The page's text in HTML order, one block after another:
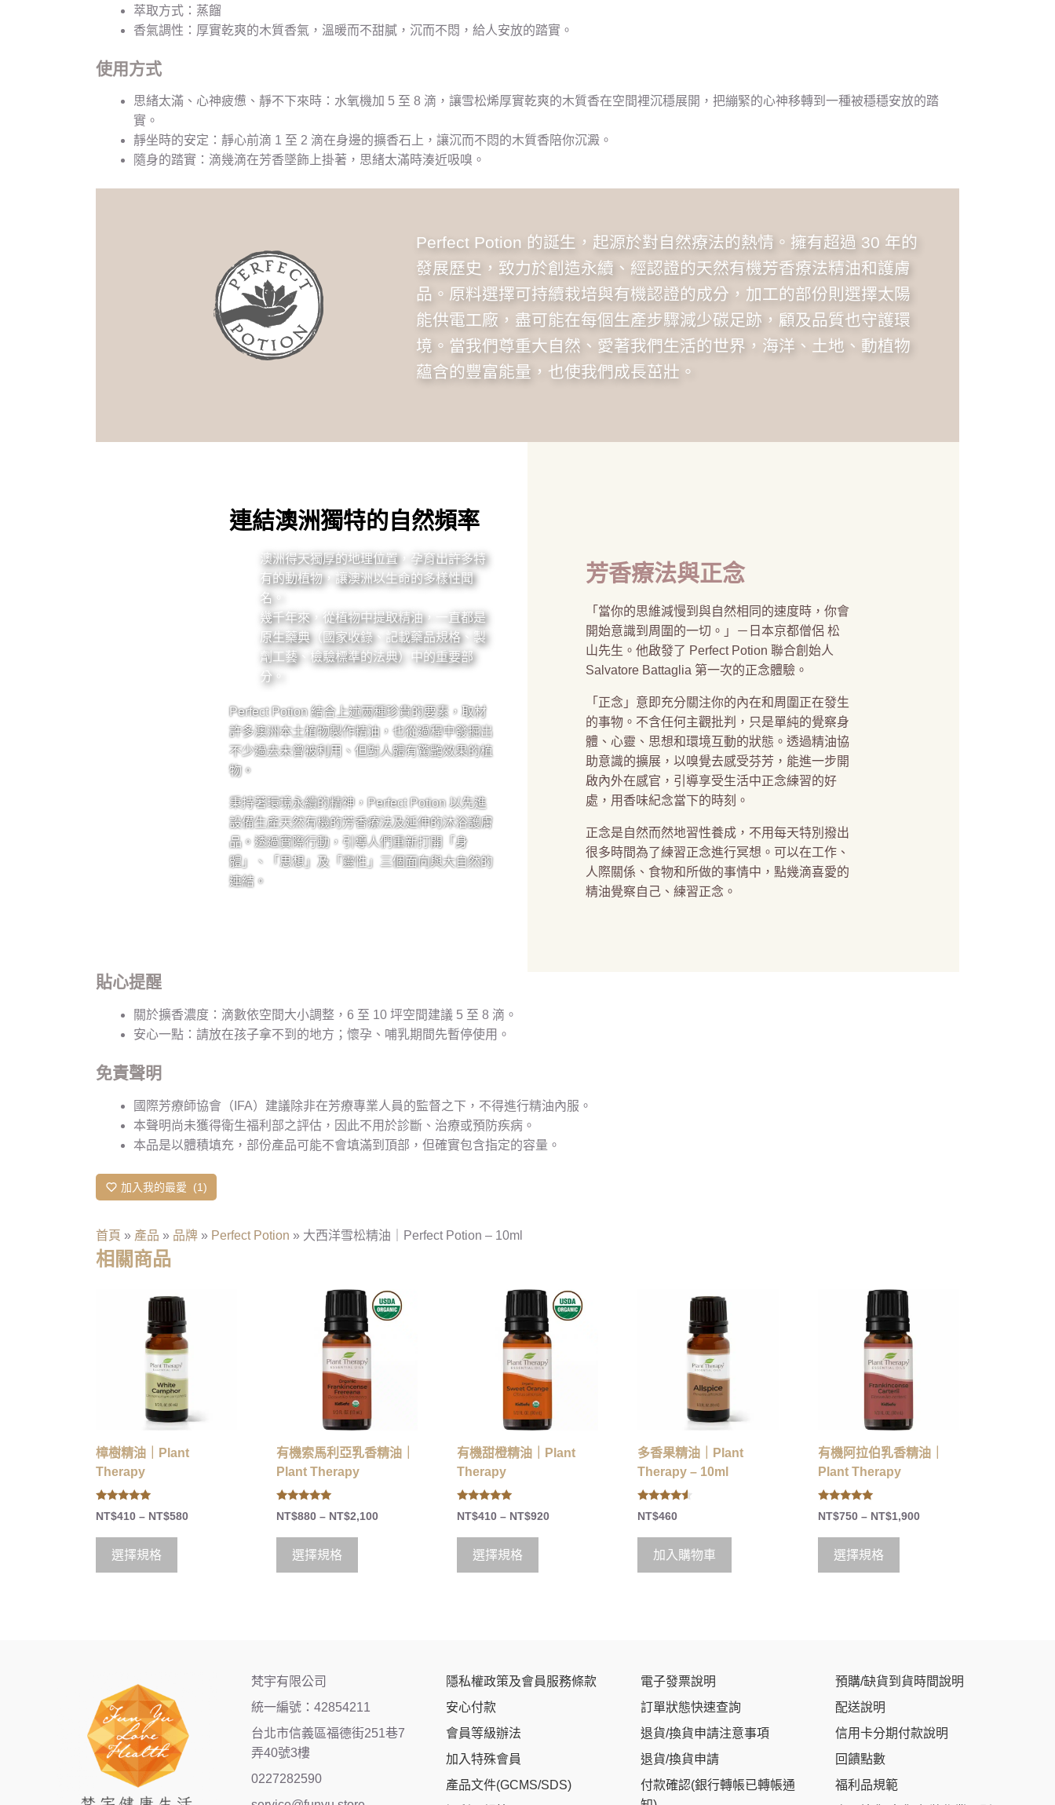
萃取方式：蒸餾
香氣調性：厚實乾爽的木質香氣，溫暖而不甜膩，沉而不悶，給人安放的踏實。
使用方式
思緒太滿、心神疲憊、靜不下來時：水氧機加 5 至 8 滴，讓雪松烯厚實乾爽的木質香在空間裡沉穩展開，把繃緊的心神移轉到一種被穩穩安放的踏
實。
靜坐時的安定：靜心前滴 1 至 2 滴在身邊的擴香石上，讓沉而不悶的木質香陪你沉澱。
隨身的踏實：滴幾滴在芳香墜飾上掛著，思緒太滿時湊近吸嗅。
Perfect Potion 的誕生，起源於對自然療法的熱情。擁有超過 30 年的
發展歷史，致力於創造永續、經認證的天然有機芳香療法精油和護膚
品。原料選擇可持續栽培與有機認證的成分，加工的部份則選擇太陽
能供電工廠，盡可能在每個生產步驟減少碳足跡，顧及品質也守護環
境。當我們尊重大自然、愛著我們生活的世界，海洋、土地、動植物
蘊含的豐富能量，也使我們成長茁壯。
連結澳洲獨特的自然頻率
澳洲得天獨厚的地理位置，孕育出許多特
有的動植物，讓澳洲以生命的多樣性聞
名。
幾千年來，從植物中提取精油，一直都是
原生藥典（國家收錄、記載藥品規格、製
劑工藝、檢驗標準的法典）中的重要部
分。
Perfect Potion 結合上述兩種珍貴的要素，取材
許多澳洲本土植物製作精油，也從過程中發掘出
不少過去未曾被利用、但對人體有驚艷效果的植
物。
秉持著環境永續的精神，Perfect Potion 以先進
設備生產天然有機的芳香療法及延伸的沐浴護膚
品。透過實際行動，引導人們重新打開「身
體」、「思想」及「靈性」三個面向與大自然的
連結。
芳香療法與正念
「當你的思維減慢到與自然相同的速度時，你會
開始意識到周圍的一切。」－日本京都僧侶 松
山先生。他啟發了 Perfect Potion 聯合創始人
Salvatore Battaglia 第一次的正念體驗。
「正念」意即充分關注你的內在和周圍正在發生
的事物。不含任何主觀批判，只是單純的覺察身
體、心靈、思想和環境互動的狀態。透過精油協
助意識的擴展，以嗅覺去感受芬芳，能進一步開
啟內外在感官，引導享受生活中正念練習的好
處，用香味紀念當下的時刻。
正念是自然而然地習性養成，不用每天特別撥出
很多時間為了練習正念進行冥想。可以在工作、
人際關係、食物和所做的事情中，點幾滴喜愛的
精油覺察自己、練習正念。
貼心提醒
關於擴香濃度：滴數依空間大小調整，6 至 10 坪空間建議 5 至 8 滴。
安心一點：請放在孩子拿不到的地方；懷孕、哺乳期間先暫停使用。
免責聲明
國際芳療師協會（IFA）建議除非在芳療專業人員的監督之下，不得進行精油內服。
本聲明尚未獲得衛生福利部之評估，因此不用於診斷、治療或預防疾病。
本品是以體積填充，部份產品可能不會填滿到頂部，但確實包含指定的容量。
加入我的最愛 1
首頁 » 產品 » 品牌 » Perfect Potion » 大西洋雪松精油｜Perfect Potion – 10ml
相關商品
樟樹精油｜Plant
Therapy
5.00
out of 5
NT$410 – NT$580
選擇規格
有機索馬利亞乳香精油｜
Plant Therapy
5.00
out of 5
NT$880 – NT$2,100
選擇規格
有機甜橙精油｜Plant
Therapy
5.00
out of 5
NT$410 – NT$920
選擇規格
多香果精油｜Plant
Therapy – 10ml
4.33
out of 5
NT$460
加入購物車
有機阿拉伯乳香精油｜
Plant Therapy
5.00
out of 5
NT$750 – NT$1,900
選擇規格
梵宇有限公司
統一編號：42854211
台北市信義區福德街251巷7
弄40號3樓
0227282590
隱私權政策及會員服務條款
安心付款
會員等級辦法
加入特殊會員
產品文件(GCMS/SDS)
電子發票說明
訂單狀態快速查詢
退貨/換貨申請注意事項
退貨/換貨申請
付款確認(銀行轉帳已轉帳通
預購/缺貨到貨時間說明
配送說明
信用卡分期付款說明
回饋點數
福利品規範